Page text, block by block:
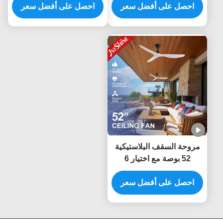
52 بوصة وجهاز تحكم عن
بعد
احصل على أفضل سعر
Control
احصل على أفضل سعر
مروحة السقف البلاستيكية
52 بوصة مع اختيار 6
سرعات والتحكم عن بعد
الذكي لمصدر الطاقة
المستمرة
احصل على أفضل سعر